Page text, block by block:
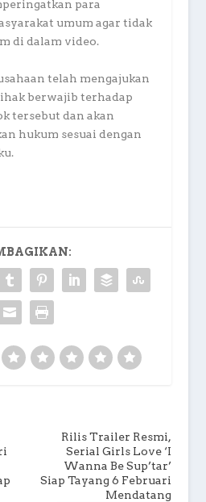
para
umum agar tidak
di dalam video.
telah mengajukan
berwajib terhadap
tersebut dan akan
hukum sesuai dengan
Rilis Trailer Resmi,
Serial Girls Love ‘I
Wanna Be Sup’tar’
Siap Tayang 6 Februari
Mendatang